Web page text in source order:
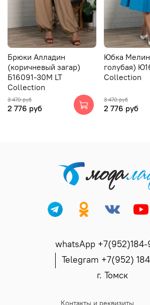
Брюки Алладин
(коричневый загар)
Б16091-30М LT
Collection
3 470 руб
2 776 руб
Юбка
голубая)
Collection
3 470 руб
2 776 руб
whatsApp +7(952)184-
Telegram +7(952)
г. Томск
Контакты и реквизиты